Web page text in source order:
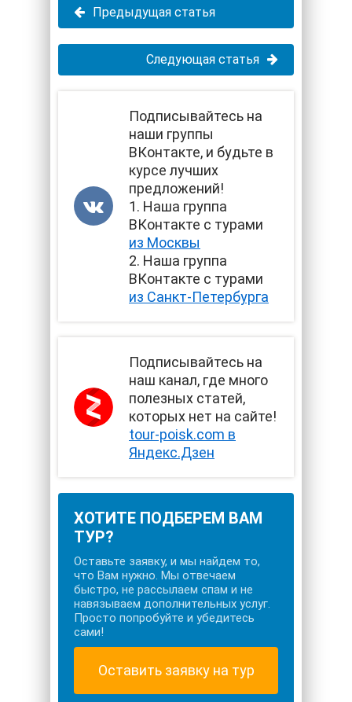
Предыдущая статья
Следующая статья
Подписывайтесь на
наши группы
ВКонтакте, и будьте в
курсе лучших
предложений!
1. Наша группа
ВКонтакте с турами
из Москвы
2. Наша группа
ВКонтакте с турами
из Санкт-Петербурга
Подписывайтесь на
наш канал, где много
полезных статей,
которых нет на сайте!
tour-poisk.com в
Яндекс.Дзен
ХОТИТЕ ПОДБЕРЕМ ВАМ
ТУР?
Оставьте заявку, и мы найдем то,
что Вам нужно. Мы отвечаем
быстро, не рассылаем спам и не
навязываем дополнительных услуг.
Просто попробуйте и убедитесь
сами!
Оставить заявку на тур